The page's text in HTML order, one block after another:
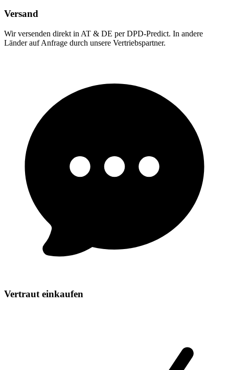
Versand
Wir versenden direkt in AT & DE per DPD-Predict. In andere
Länder auf Anfrage durch unsere Vertriebspartner.
Vertraut einkaufen